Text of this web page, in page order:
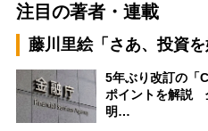
注目の著者・連載
藤川里絵「さあ、投資を
5年ぶり改訂の「
ポイントを解説
明…